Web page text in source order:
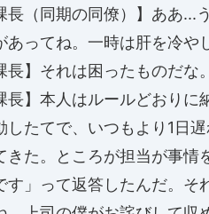
長（同期の同僚）】ああ
あってね。一時は肝を冷や
長】それは困ったものだな
長】本人はルールどおり
したてで、いつもより1日
きた。ところが担当が事情
す」って返答したんだ。そ